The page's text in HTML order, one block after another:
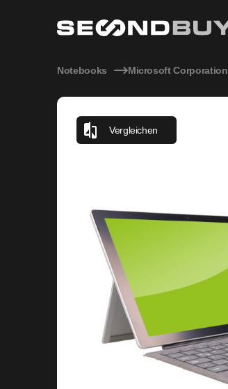
Notebooks Microsoft Corporation
Vergleichen